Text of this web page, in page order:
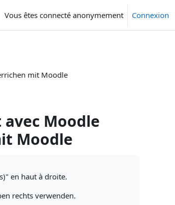
Vous êtes connecté anonymement Connexion
mit Moodle
Moodle
Moodle
en haut à droite.
rechts verwenden.